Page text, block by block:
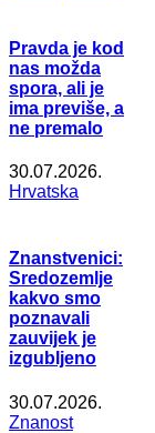
Pravda je kod
nas možda
spora, ali je
ima previše, a
ne premalo
30.07.2026.
Hrvatska
Znanstvenici:
Sredozemlje
kakvo smo
poznavali
zauvijek je
izgubljeno
30.07.2026.
Znanost